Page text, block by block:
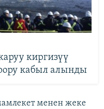
киргизүү
кабыл алынды
менен жеке